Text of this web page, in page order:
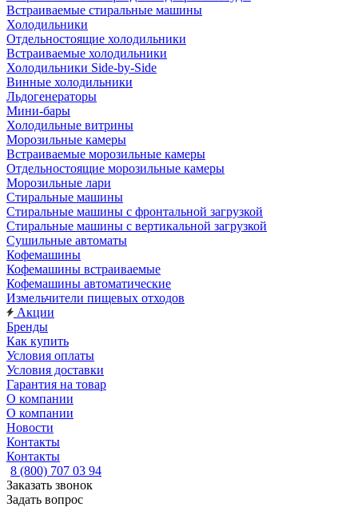
Встраиваемые стиральные машины
Холодильники
Отдельностоящие холодильники
Встраиваемые холодильники
Холодильники Side-by-Side
Винные холодильники
Льдогенераторы
Мини-бары
Холодильные витрины
Морозильные камеры
Встраиваемые морозильные камеры
Отдельностоящие морозильные камеры
Морозильные лари
Стиральные машины
Стиральные машины с фронтальной загрузкой
Стиральные машины с вертикальной загрузкой
Сушильные автоматы
Кофемашины
Кофемашины встраиваемые
Кофемашины автоматические
Измельчители пищевых отходов
Акции
Бренды
Как купить
Условия оплаты
Условия доставки
Гарантия на товар
О компании
О компании
Новости
Контакты
Контакты
8 (800) 707 03 94
Заказать звонок
Задать вопрос